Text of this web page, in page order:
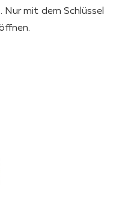
Nur mit dem Schlüssel